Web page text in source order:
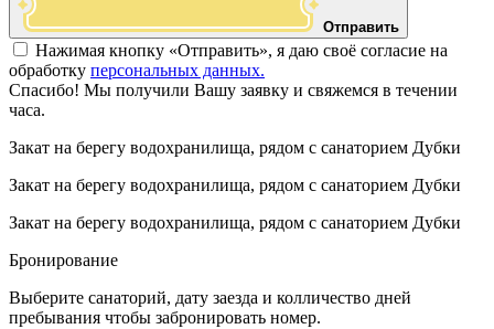
Отправить
Нажимая кнопку «Отправить», я даю своё согласие на
обработку персональных данных.
Спасибо! Мы получили Вашу заявку и свяжемся в течении
часа.
Закат на берегу водохранилища, рядом с санаторием Дубки
Закат на берегу водохранилища, рядом с санаторием Дубки
Закат на берегу водохранилища, рядом с санаторием Дубки
Бронирование
Выберите санаторий, дату заезда и колличество дней
пребывания чтобы забронировать номер.